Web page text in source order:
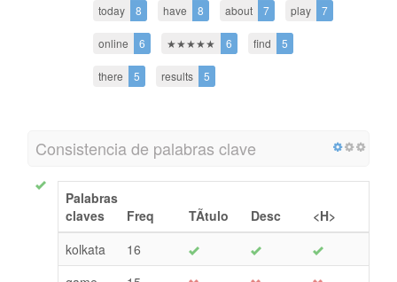
today 8 have 8 about 7 play 7
online 6 ★★★★★ 6 find 5
there 5 results 5
Consistencia de palabras clave
Palabras
claves
Freq TÃ­tulo Desc
<H>
kolkata
16